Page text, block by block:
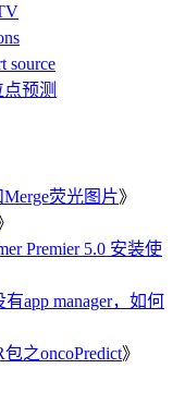
预测
荧光图片》
Premier 5.0 安装使
app manager，如何
之oncoPredict》